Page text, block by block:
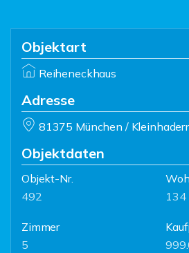
Objektart
Reiheneckhaus
Adresse
81375 München /
Objektdaten
Objekt-Nr.
492
134
Zimmer
5